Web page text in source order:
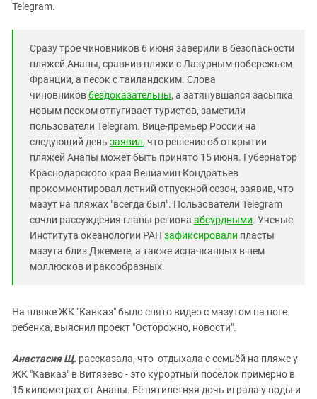
Telegram.
Сразу трое чиновников 6 июня заверили в безопасности
пляжей Анапы, сравнив пляжи с Лазурным побережьем
Франции, а песок с таиландским. Слова
чиновниковбездоказательны, а затянувшаяся засыпка
новым песком отпугивает туристов, заметили
пользователи Telegram. Вице-премьер России на
следующий день заявил, что решение об открытии
пляжей Анапы может быть принято 15 июня. Губернатор
Краснодарского края Вениамин Кондратьев
прокомментировал летний отпускной сезон, заявив, что
мазут на пляжах "всегда был". Пользователи Telegram
сочли рассуждения главы региона абсурдными. Ученые
Института океанологии РАН зафиксировали пласты
мазута близ Джемете, а также испачканных в нем
моллюсков и ракообразных.
На пляже ЖК "Кавказ" было снято видео с мазутом на ноге
ребенка, выяснил проект "Осторожно, новости".
Анастасия Щ. рассказала, что отдыхала с семьёй на пляже у
ЖК "Кавказ" в Витязево - это курортный посёлок примерно в
15 километрах от Анапы. Её пятилетняя дочь играла у воды и